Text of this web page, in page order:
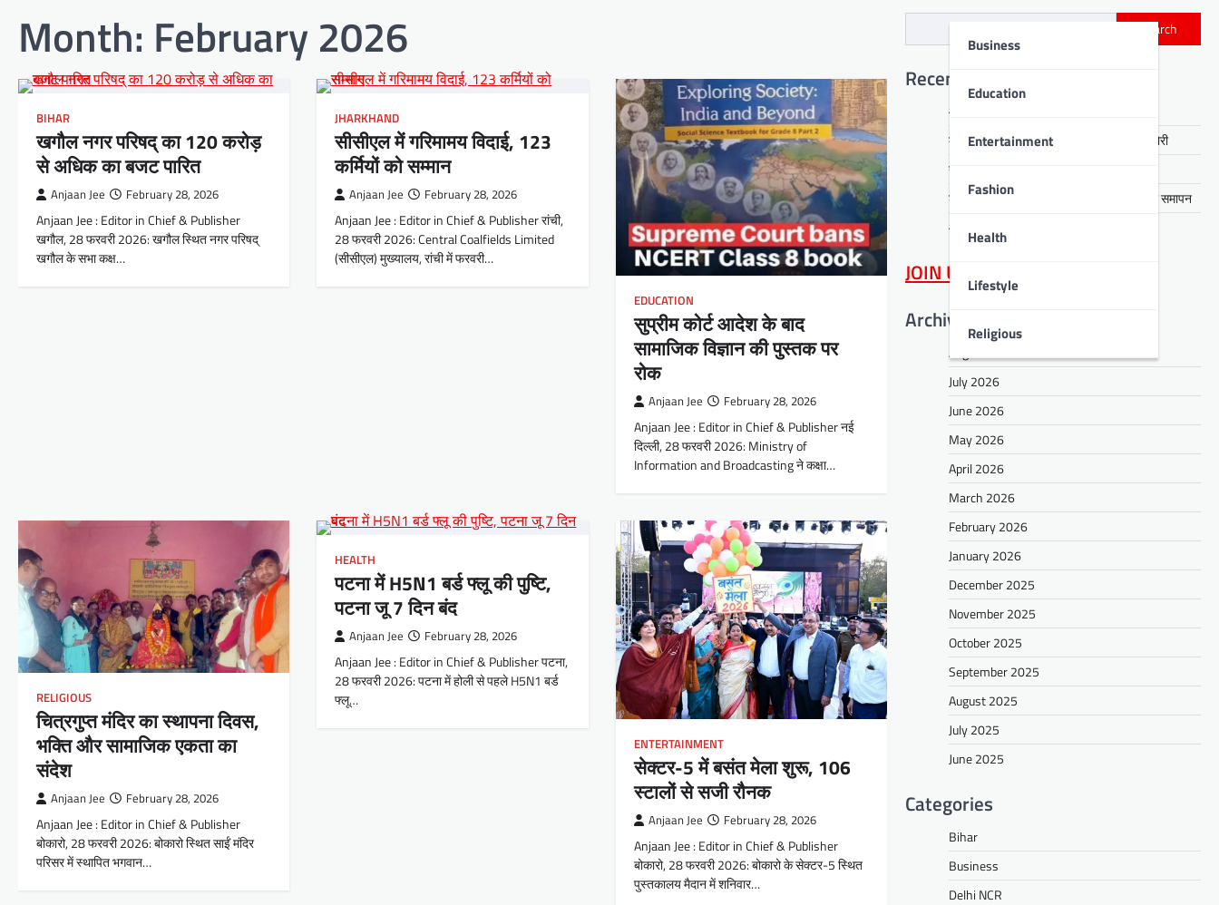
Business
Education
Entertainment
Fashion
Health
Lifestyle
Religious
Month: February 2026
BIHAR
खगौल नगर परिषद् का 120 करोड़
से अधिक का बजट पारित
Anjaan Jee February 28, 2026
Anjaan Jee : Editor in Chief & Publisher
खगौल, 28 फरवरी 2026: खगौल स्थित नगर परिषद्
खगौल के सभा कक्ष…
JHARKHAND
सीसीएल में गरिमामय विदाई, 123
कर्मियों को सम्मान
Anjaan Jee February 28, 2026
Anjaan Jee : Editor in Chief & Publisher रांची,
28 फरवरी 2026: Central Coalfields Limited
(सीसीएल) मुख्यालय, रांची में फरवरी…
EDUCATION
सुप्रीम कोर्ट आदेश के बाद
सामाजिक विज्ञान की पुस्तक पर
रोक
Anjaan Jee February 28, 2026
Anjaan Jee : Editor in Chief & Publisher नई
दिल्ली, 28 फरवरी 2026: Ministry of
Information and Broadcasting ने कक्षा…
RELIGIOUS
चित्रगुप्त मंदिर का स्थापना दिवस,
भक्ति और सामाजिक एकता का
संदेश
Anjaan Jee February 28, 2026
Anjaan Jee : Editor in Chief & Publisher
बोकारो, 28 फरवरी 2026: बोकारो स्थित साईं मंदिर
परिसर में स्थापित भगवान…
HEALTH
पटना में H5N1 बर्ड फ्लू की पुष्टि,
पटना जू 7 दिन बंद
Anjaan Jee February 28, 2026
Anjaan Jee : Editor in Chief & Publisher पटना,
28 फरवरी 2026: पटना में होली से पहले H5N1 बर्ड
फ्लू…
ENTERTAINMENT
सेक्टर-5 में बसंत मेला शुरू, 106
स्टालों से सजी रौनक
Anjaan Jee February 28, 2026
Anjaan Jee : Editor in Chief & Publisher
बोकारो, 28 फरवरी 2026: बोकारो के सेक्टर-5 स्थित
पुस्तकालय मैदान में शनिवार…
Search
Recent Posts
आरती हेंब्रम हत्याकांड का खुलासा, तीन गिरफ्तार
कसमार में सेवानिवृत्त CCL कर्मी के घर लाखों की चोरी
नावाडीह में तीन अर्थियों ने रुलाया पूरा गांव
डीपीएस बोकारो में रंगारंग समूह नृत्य से ‘धरोहर’ का समापन
आईआईटी पटना में नशा मुक्ति का संदेश
JOIN US
Archives
August 2026
July 2026
June 2026
May 2026
April 2026
March 2026
February 2026
January 2026
December 2025
November 2025
October 2025
September 2025
August 2025
July 2025
June 2025
Categories
Bihar
Business
Delhi NCR